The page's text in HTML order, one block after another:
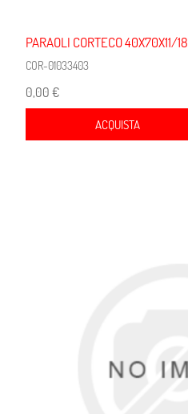
PARAOLI CORTECO 40X70X11/18
COR-01033403
0,00 €
ACQUISTA